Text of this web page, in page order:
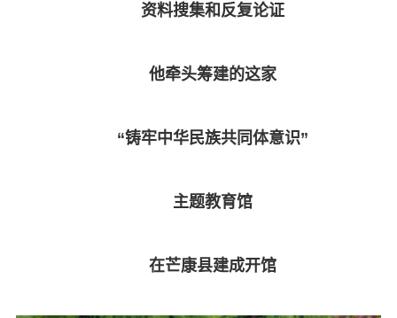
资料搜集和反复论证
他牵头筹建的这家
“铸牢中华民族共同体意识”
主题教育馆
在芒康县建成开馆